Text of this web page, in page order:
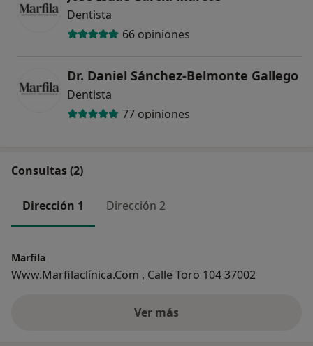
Dentista
66 opiniones
Dr. Daniel Sánchez-Belmonte Gallego
Dentista
77 opiniones
Consultas (2)
Dirección 1 Dirección 2
Marfila
Www.Marfilaclínica.Com , Calle Toro 104 37002
Ver más